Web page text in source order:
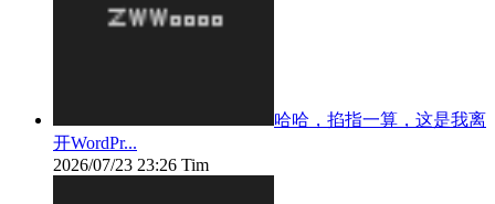
哈哈，掐指一算，这是我离
开WordPr...
2026/07/23 23:26 Tim